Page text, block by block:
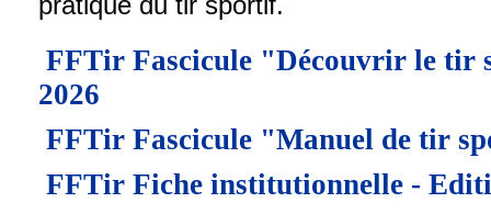
FFTir Fascicule "Découvrir le tir
2026
FFTir Fascicule "Manuel de tir
FFTir Fiche institutionnelle -